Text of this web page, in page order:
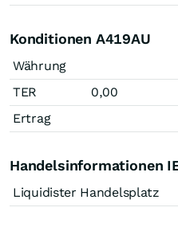
Konditionen A419AU
Währung
TER
0,00
Ertrag
Handelsinformationen
Liquidister Handelsplatz